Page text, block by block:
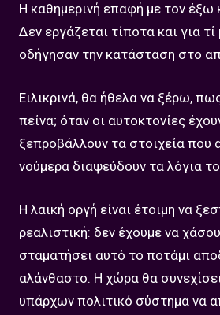
Η καθημερινή επαφή με τον έξω
Δεν εργάζεται τίποτα και για
οδήγησαν την κατάσταση στο
Ειλικρινά, θα ήθελα να ξέρω,
πείνα; όταν οι αυτοκτονίες
ξεπροβάλλουν τα στοιχεία που
νούμερα διαψεύδουν τα λόγια
Η λαική οργή είναι έτοιμη να
ρεαλιστική: δεν έχουμε να
σταματήσει αυτό το ποτάμι
αλάνθαστο. Η χώρα θα
υπάρχων πολιτικό σύστημα να